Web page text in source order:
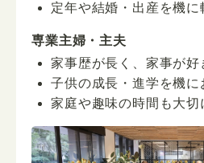
定年や結婚・出産を機に
専業主婦・主夫
家事歴が長く、家事が好
子供の成長・進学を機に
家庭や趣味の時間も大切